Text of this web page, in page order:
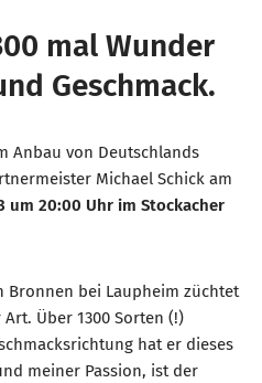
mal Wunder
Geschmack.
Anbau von Deutschlands
Michael Schick am
um 20:00 Uhr im Stockacher
Bronnen bei Laupheim züchtet
Über 1300 Sorten (!)
hat er dieses
meiner Passion, ist der